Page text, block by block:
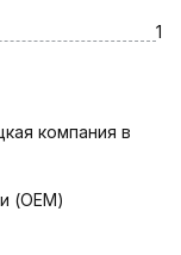
1
компания в
(OEM)